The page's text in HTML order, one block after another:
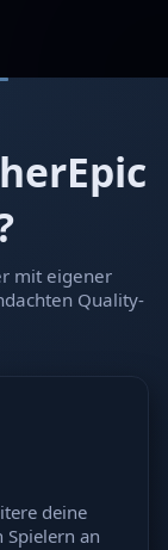
mit eigener
Quality-
deine
Spielern an